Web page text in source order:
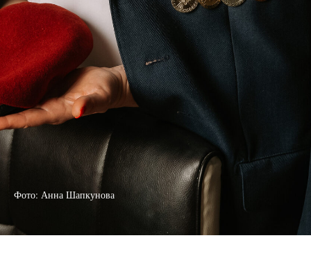
Фото: Анна Шапкунова